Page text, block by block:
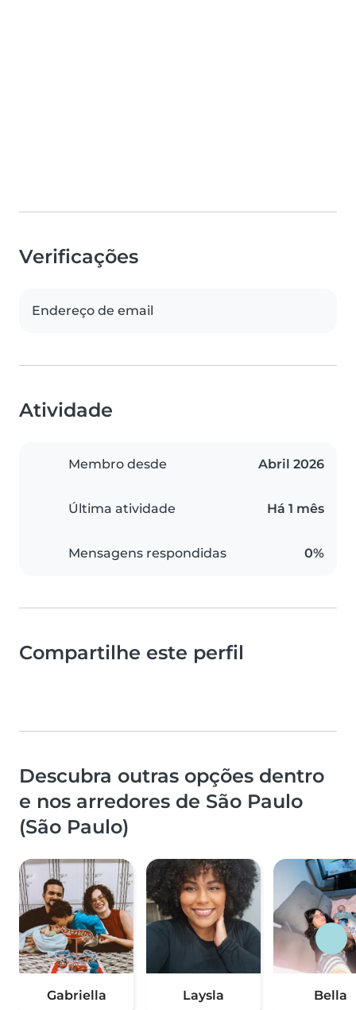
Verificações
Endereço de email
Atividade
Membro desde Abril 2026
Última atividade Há 1 mês
Mensagens respondidas 0%
Compartilhe este perfil
Descubra outras opções dentro
e nos arredores de São Paulo
(São Paulo)
Gabriella Laysla Bella